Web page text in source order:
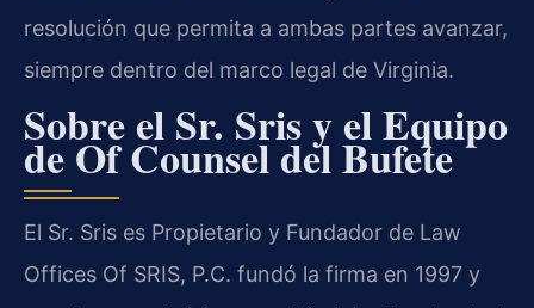
resolución que permita a ambas partes avanzar,
siempre dentro del marco legal de Virginia.
Sobre el Sr. Sris y el Equipo
de Of Counsel del Bufete
El Sr. Sris es Propietario y Fundador de Law
Offices Of SRIS, P.C. fundó la firma en 1997 y